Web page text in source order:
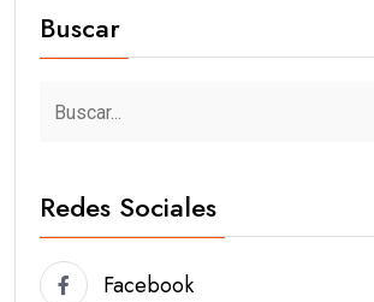
Buscar
Redes Sociales
Facebook